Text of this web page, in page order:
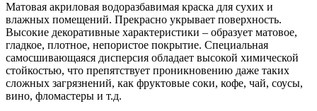
Mатовая акриловая водоразбавимая краска для сухих и
влажных помещений. Прекрасно укрывает поверхность.
Высокие декоративные характеристики – образует матовое,
гладкое, плотное, непористое покрытие. Специальная
самосшивающаяся дисперсия обладает высокой химической
стойкостью, что препятствует проникновению даже таких
сложных загрязнений, как фруктовые соки, кофе, чай, соусы,
вино, фломастеры и т.д.